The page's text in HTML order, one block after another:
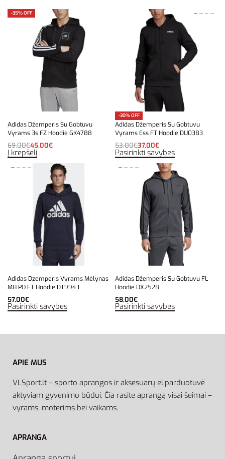
-35% OFF
Adidas Džemperis Su Gobtuvu
Vyrams 3s FZ Hoodie GK4788
69,00€45,00€
Į krepšelį
-30% OFF
Adidas Džemperis Su Gobtuvu
Vyrams Ess FT Hoodie DU0383
53,00€37,00€
Pasirinkti savybes
Adidas Dzemperis Vyrams Mėlynas
MH PO FT Hoodie DT9943
57,00€
Pasirinkti savybes
Adidas Džemperis Su Gobtuvu FL
Hoodie DX2528
58,00€
Pasirinkti savybes
APIE MUS
VLSport.lt – sporto aprangos ir aksesuarų el.parduotuvė
aktyviam gyvenimo būdui. Čia rasite aprangą visai šeimai –
vyrams, moterims bei vaikams.
APRANGA